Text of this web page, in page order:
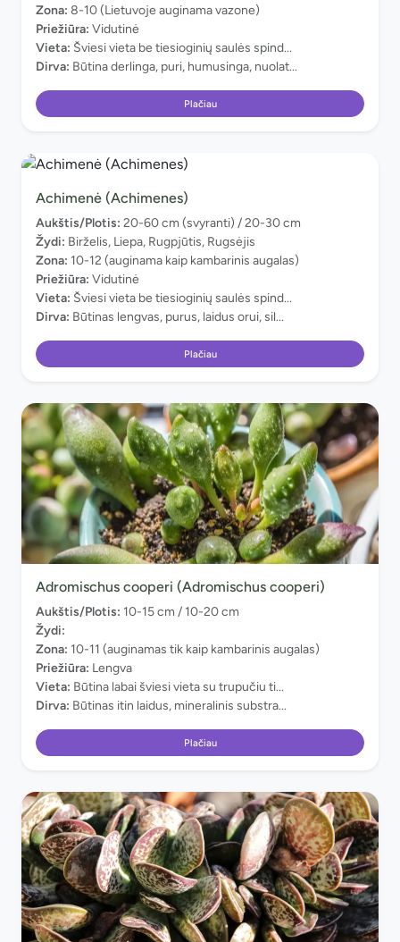
Zona: 8-10 (Lietuvoje auginama vazone)
Priežiūra: Vidutinė
Vieta: Šviesi vieta be tiesioginių saulės spind...
Dirva: Būtina derlinga, puri, humusinga, nuolat...
Plačiau
Achimenė (Achimenes)
Aukštis/Plotis: 20-60 cm (svyranti) / 20-30 cm
Žydi: Birželis, Liepa, Rugpjūtis, Rugsėjis
Zona: 10-12 (auginama kaip kambarinis augalas)
Priežiūra: Vidutinė
Vieta: Šviesi vieta be tiesioginių saulės spind...
Dirva: Būtinas lengvas, purus, laidus orui, sil...
Plačiau
Adromischus cooperi (Adromischus cooperi)
Aukštis/Plotis: 10-15 cm / 10-20 cm
Žydi:
Zona: 10-11 (auginamas tik kaip kambarinis augalas)
Priežiūra: Lengva
Vieta: Būtina labai šviesi vieta su trupučiu ti...
Dirva: Būtinas itin laidus, mineralinis substra...
Plačiau